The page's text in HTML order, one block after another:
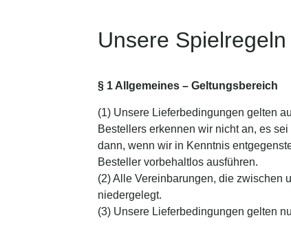
Unsere
§ 1 Allgemeines – Geltungsbereich
(1) Unsere Lieferbedingungen gelten
Bestellers erkennen wir nicht an, es
dann, wenn wir in Kenntnis
Besteller vorbehaltlos ausführen.
(2) Alle Vereinbarungen, die zwischen
niedergelegt.
(3) Unsere Lieferbedingungen gelten